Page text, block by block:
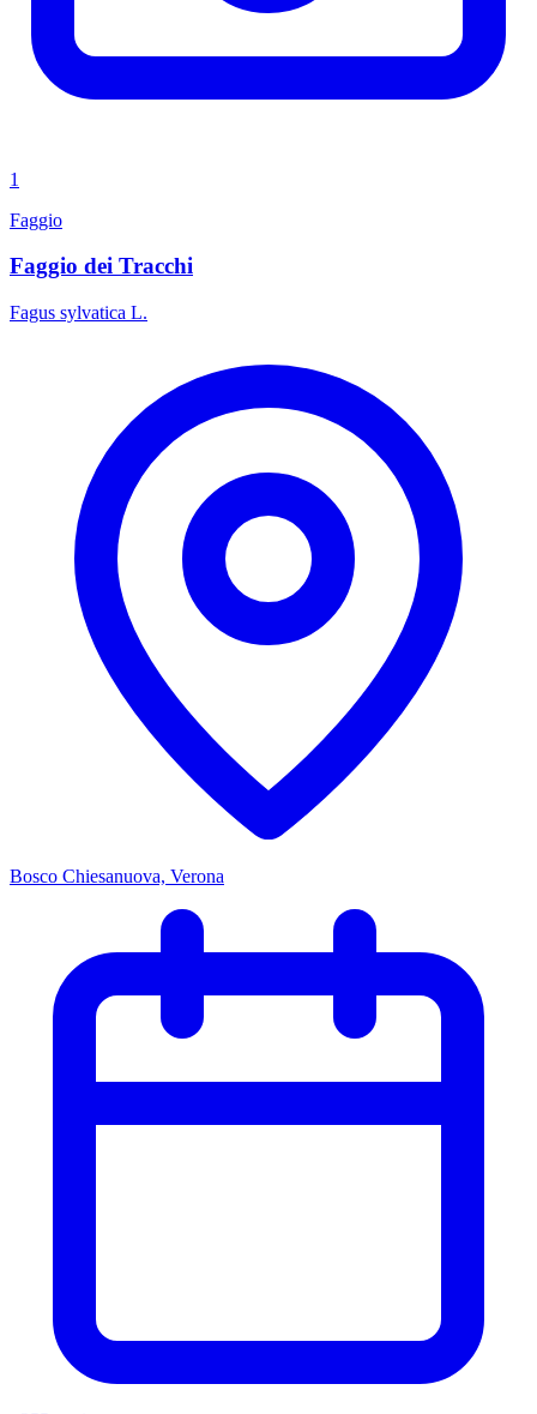
1
Faggio
Faggio dei Tracchi
Fagus sylvatica L.
Bosco Chiesanuova, Verona